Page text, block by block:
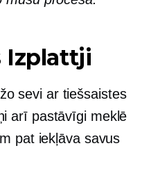
Izplattji
sevi ar tiešsaistes
arī pastāvīgi meklē
pat iekļāva savus